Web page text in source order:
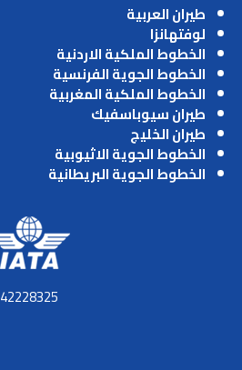
طيران العربية
لوفتهانزا
الخطوط الملكية الاردنية
الخطوط الجوية الفرنسية
الخطوط الملكية المغربية
طيران سيوباسفيك
طيران الخليج
الخطوط الجوية الاثيوبية
الخطوط الجوية البريطانية
42228325